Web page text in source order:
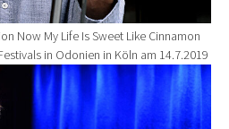
Now My Life Is Sweet Like Cinnamon
in Odonien in Köln am 14.7.2019